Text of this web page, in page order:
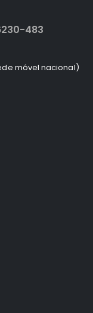
483
móvel nacional)